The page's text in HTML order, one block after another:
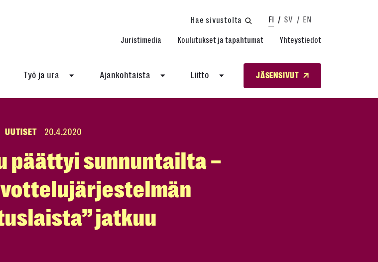
Hae sivustolta FI SV EN
Juristimedia Koulutukset ja tapahtumat Yhteystiedot
Työ ja ura Ajankohtaista Liitto JÄSENSIVUT
UUTISET 20.4.2020
päättyi sunnuntailta –
jatkuu